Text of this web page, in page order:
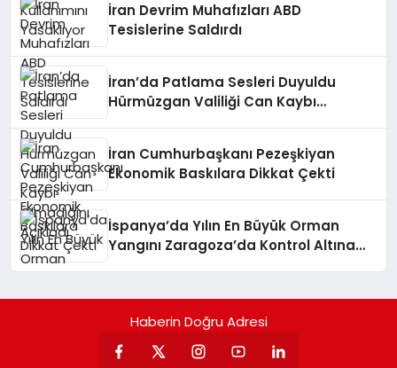
İran Devrim Muhafızları ABD
Tesislerine Saldırdı
İran’da Patlama Sesleri Duyuldu
Hürmüzgan Valiliği Can Kaybı
İran Cumhurbaşkanı Pezeşkiyan
Ekonomik Baskılara Dikkat Çekti
İspanya’da Yılın En Büyük Orman
Yangını Zaragoza’da Kontrol Altına
Haberin Doğru Adresi